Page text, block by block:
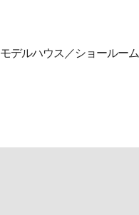
モデルハウス／ショールーム